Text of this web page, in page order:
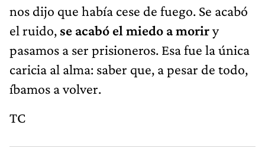
nos dijo que había cese de fuego. Se acabó
el ruido, se acabó el miedo a moriry
pasamos a ser prisioneros. Esa fue la única
caricia al alma: saber que, a pesar de todo,
íbamos a volver.
TC